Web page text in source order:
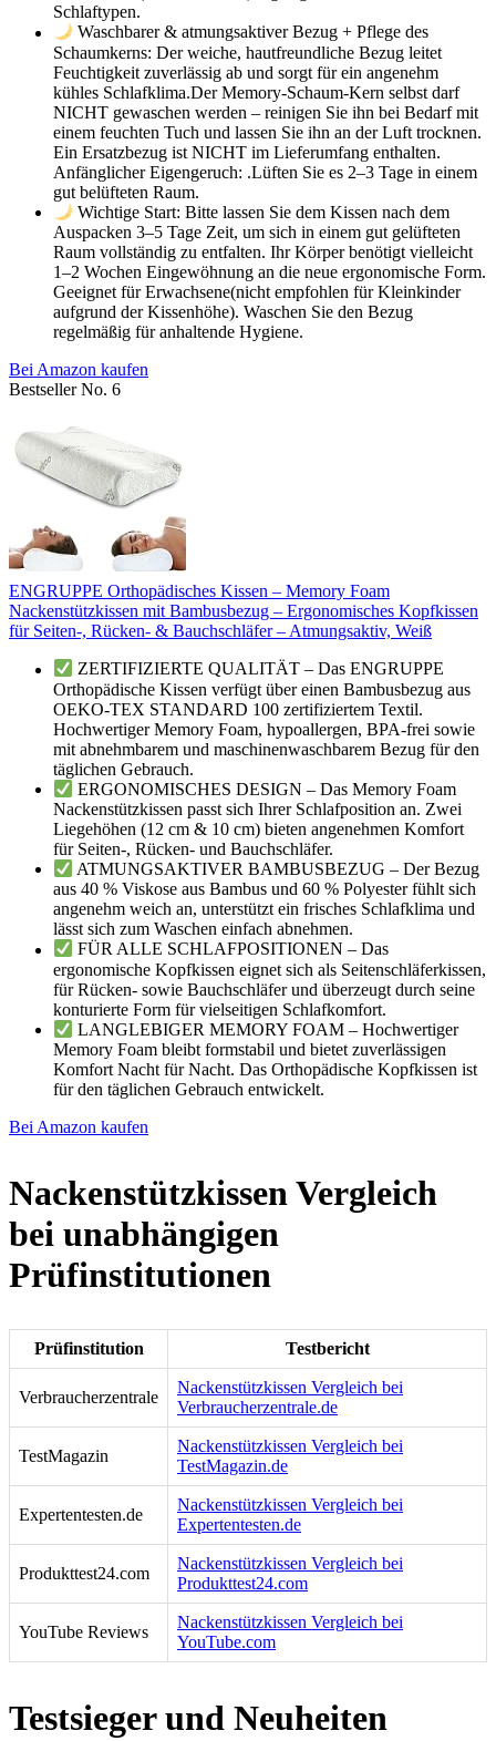
Schlaftypen.
Waschbarer & atmungsaktiver Bezug + Pflege des
Schaumkerns: Der weiche, hautfreundliche Bezug leitet
Feuchtigkeit zuverlässig ab und sorgt für ein angenehm
kühles Schlafklima.Der Memory-Schaum-Kern selbst darf
NICHT gewaschen werden – reinigen Sie ihn bei Bedarf mit
einem feuchten Tuch und lassen Sie ihn an der Luft trocknen.
Ein Ersatzbezug ist NICHT im Lieferumfang enthalten.
Anfänglicher Eigengeruch: .Lüften Sie es 2–3 Tage in einem
gut belüfteten Raum.
Wichtige Start: Bitte lassen Sie dem Kissen nach dem
Auspacken 3–5 Tage Zeit, um sich in einem gut gelüfteten
Raum vollständig zu entfalten. Ihr Körper benötigt vielleicht
1–2 Wochen Eingewöhnung an die neue ergonomische Form.
Geeignet für Erwachsene(nicht empfohlen für Kleinkinder
aufgrund der Kissenhöhe). Waschen Sie den Bezug
regelmäßig für anhaltende Hygiene.
Bei Amazon kaufen
Bestseller No. 6
ENGRUPPE Orthopädisches Kissen – Memory Foam
Nackenstützkissen mit Bambusbezug – Ergonomisches Kopfkissen
für Seiten-, Rücken- & Bauchschläfer – Atmungsaktiv, Weiß
ZERTIFIZIERTE QUALITÄT – Das ENGRUPPE
Orthopädische Kissen verfügt über einen Bambusbezug aus
OEKO-TEX STANDARD 100 zertifiziertem Textil.
Hochwertiger Memory Foam, hypoallergen, BPA-frei sowie
mit abnehmbarem und maschinenwaschbarem Bezug für den
täglichen Gebrauch.
ERGONOMISCHES DESIGN – Das Memory Foam
Nackenstützkissen passt sich Ihrer Schlafposition an. Zwei
Liegehöhen (12 cm & 10 cm) bieten angenehmen Komfort
für Seiten-, Rücken- und Bauchschläfer.
ATMUNGSAKTIVER BAMBUSBEZUG – Der Bezug
aus 40 % Viskose aus Bambus und 60 % Polyester fühlt sich
angenehm weich an, unterstützt ein frisches Schlafklima und
lässt sich zum Waschen einfach abnehmen.
FÜR ALLE SCHLAFPOSITIONEN – Das
ergonomische Kopfkissen eignet sich als Seitenschläferkissen,
für Rücken- sowie Bauchschläfer und überzeugt durch seine
konturierte Form für vielseitigen Schlafkomfort.
LANGLEBIGER MEMORY FOAM – Hochwertiger
Memory Foam bleibt formstabil und bietet zuverlässigen
Komfort Nacht für Nacht. Das Orthopädische Kopfkissen ist
für den täglichen Gebrauch entwickelt.
Bei Amazon kaufen
Nackenstützkissen Vergleich
bei unabhängigen
Prüfinstitutionen
Prüfinstitution Testbericht
Verbraucherzentrale
Nackenstützkissen Vergleich bei
Verbraucherzentrale.de
TestMagazin
Nackenstützkissen Vergleich bei
TestMagazin.de
Expertentesten.de
Nackenstützkissen Vergleich bei
Expertentesten.de
Produkttest24.com
Nackenstützkissen Vergleich bei
Produkttest24.com
YouTube Reviews
Nackenstützkissen Vergleich bei
YouTube.com
Testsieger und Neuheiten